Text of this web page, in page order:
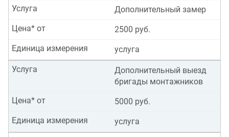
Дополнительный замер
Услуга
2500 руб.
Цена* от
услуга
Единица измерения
Дополнительный выезд
бригады монтажников
Услуга
5000 руб.
Цена* от
услуга
Единица измерения